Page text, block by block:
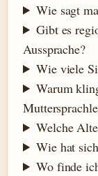
Wie sagt
Gibt es
Aussprache?
Wie viele
Warum
Welche
Wie hat
Wo finde